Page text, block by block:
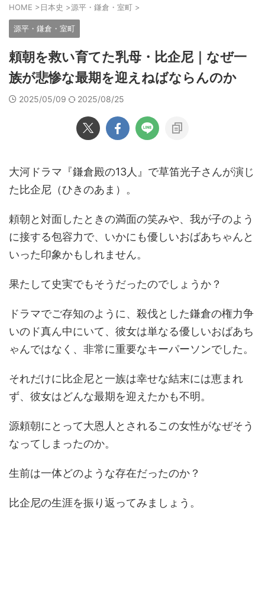
HOME >日本史 >源平・鎌倉・室町 >
源平・鎌倉・室町
頼朝を救い育てた乳母・比企尼｜なぜ一
族が悲惨な最期を迎えねばならんのか
2025/05/09 2025/08/25
大河ドラマ『鎌倉殿の13人』で草笛光子さんが演じ
た比企尼（ひきのあま）。
頼朝と対面したときの満面の笑みや、我が子のよう
に接する包容力で、いかにも優しいおばあちゃんと
いった印象かもしれません。
果たして史実でもそうだったのでしょうか？
ドラマでご存知のように、殺伐とした鎌倉の権力争
いのド真ん中にいて、彼女は単なる優しいおばあち
ゃんではなく、非常に重要なキーパーソンでした。
それだけに比企尼と一族は幸せな結末には恵まれ
ず、彼女はどんな最期を迎えたかも不明。
源頼朝にとって大恩人とされるこの女性がなぜそう
なってしまったのか。
生前は一体どのような存在だったのか？
比企尼の生涯を振り返ってみましょう。